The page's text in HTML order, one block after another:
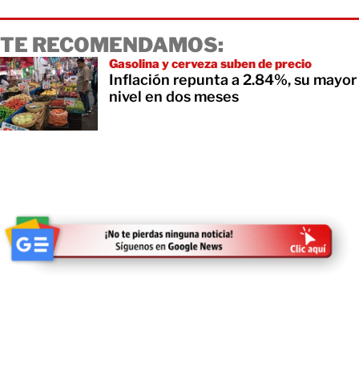
TE RECOMENDAMOS:
Gasolina y cerveza suben de precio
Inflación repunta a 2.84%, su mayor
nivel en dos meses